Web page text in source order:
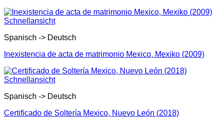
Schnellansicht
Spanisch -> Deutsch
Inexistencia de acta de matrimonio Mexico, Mexiko (2009)
Schnellansicht
Spanisch -> Deutsch
Certificado de Soltería Mexico, Nuevo León (2018)